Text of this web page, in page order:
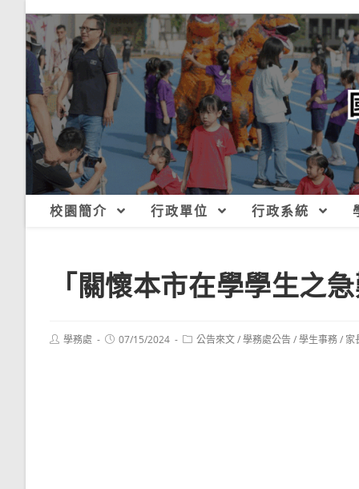
校園簡介 行政單位 行政系統
「關懷本市在學學生之
Post學務處
Post07/15/2024
Post公告來文/學務處公告/學生事務/ 家